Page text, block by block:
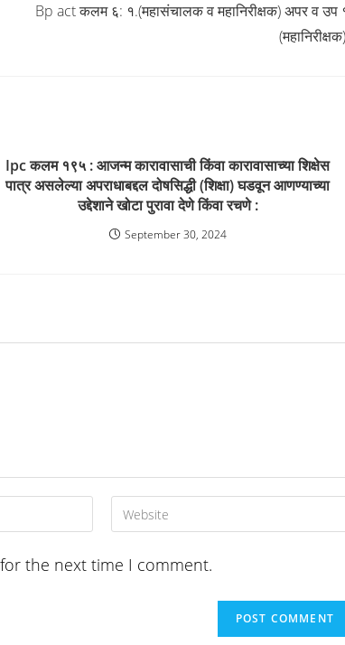
Bp act कलम ६: १.(महासंचालक व महानिरीक्षक) अपर व उप
Ipc कलम १९५ : आजन्म कारावासाची किंवा कारावासाच्या शिक्षेस
पात्र असलेल्या अपराधाबद्दल दोषसिद्धी (शिक्षा) घडवून आणण्याच्या
उद्देशाने खोटा पुरावा देणे किंवा रचणे :
September 30, 2024
Enter
your
URL
the next time I comment.